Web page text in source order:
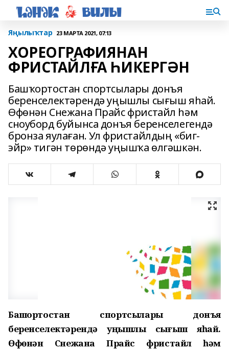
Яңылыҡтар 23 МАРТА 2021, 07:13
ХОРЕОГРАФИЯНАН
ФРИСТАЙЛҒА ҺИКЕРГӘН
Башҡортостан спортсылары донъя
беренселектәрендә уңышлы сығыш яһай.
Өфөнән Снежана Прайс фристайл һәм
сноуборд буйынса донъя беренселегендә
бронза яулаған. Ул фристайлдың «биг-
эйр» тигән төрөндә уңышҡа өлгәшкән.
Башҡортостан спортсылары донъя
беренселектәрендә уңышлы сығыш яһай.
Өфөнән Снежана Прайс фристайл һәм